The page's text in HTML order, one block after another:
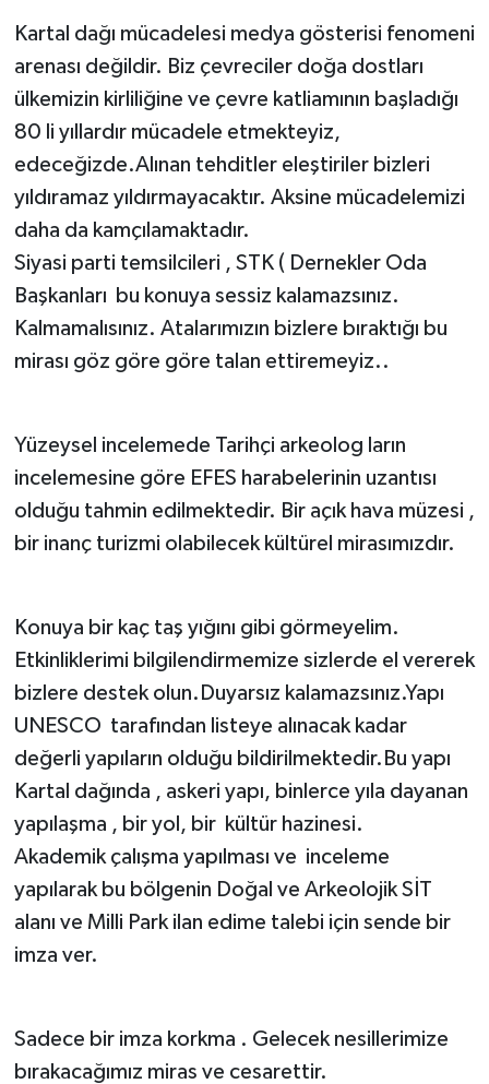
Kartal dağı mücadelesi medya gösterisi fenomeni
arenası değildir. Biz çevreciler doğa dostları
ülkemizin kirliliğine ve çevre katliamının başladığı
80 li yıllardır mücadele etmekteyiz,
edeceğizde.Alınan tehditler eleştiriler bizleri
yıldıramaz yıldırmayacaktır. Aksine mücadelemizi
daha da kamçılamaktadır.
Siyasi parti temsilcileri , STK ( Dernekler Oda
Başkanları bu konuya sessiz kalamazsınız.
Kalmamalısınız. Atalarımızın bizlere bıraktığı bu
mirası göz göre göre talan ettiremeyiz..
Yüzeysel incelemede Tarihçi arkeolog ların
incelemesine göre EFES harabelerinin uzantısı
olduğu tahmin edilmektedir. Bir açık hava müzesi ,
bir inanç turizmi olabilecek kültürel mirasımızdır.
Konuya bir kaç taş yığını gibi görmeyelim.
Etkinliklerimi bilgilendirmemize sizlerde el vererek
bizlere destek olun.Duyarsız kalamazsınız.Yapı
UNESCO tarafından listeye alınacak kadar
değerli yapıların olduğu bildirilmektedir.Bu yapı
Kartal dağında , askeri yapı, binlerce yıla dayanan
yapılaşma , bir yol, bir kültür hazinesi.
Akademik çalışma yapılması ve inceleme
yapılarak bu bölgenin Doğal ve Arkeolojik SİT
alanı ve Milli Park ilan edime talebi için sende bir
imza ver.
Sadece bir imza korkma . Gelecek nesillerimize
bırakacağımız miras ve cesarettir.